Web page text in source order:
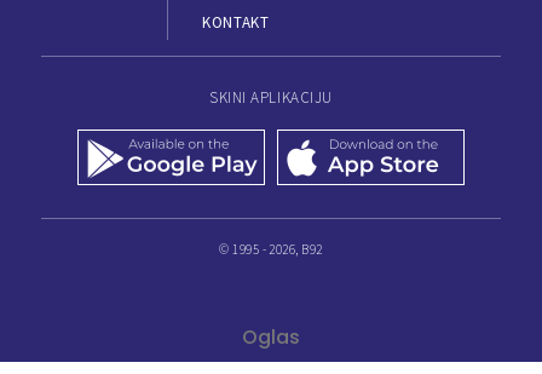
KONTAKT
SKINI APLIKACIJU
© 1995 - 2026, B92